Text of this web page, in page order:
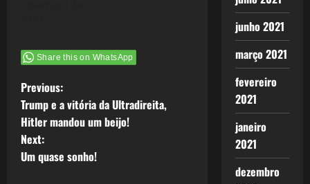
Share this on WhatsApp
P
o
s
Previous:
Trump e a vitória da Ultradireita,
Hitler mandou um beijo!
Next:
Um quase sonho!
junho 2021
março 2021
fevereiro
2021
janeiro
2021
dezembro